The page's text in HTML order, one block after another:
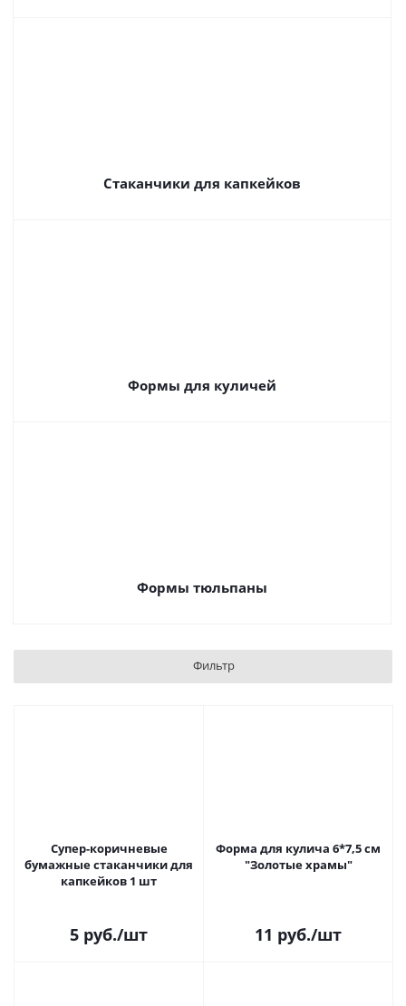
Стаканчики для капкейков
Формы для куличей
Формы тюльпаны
Фильтр
Супер-коричневые
бумажные стаканчики для
капкейков 1 шт
5 руб./шт
Форма для кулича 6*7,5 см
"Золотые храмы"
11 руб./шт